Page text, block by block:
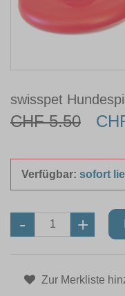
swisspet
CHF 5.50
Verfügbar: sofort
Zur Merkliste